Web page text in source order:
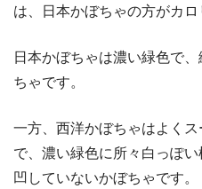
は、日本かぼちゃの方がカロ
日本かぼちゃは濃い緑色で
ちゃです。
一方、西洋かぼちゃはよく
で、濃い緑色に所々白っぽ
凹していないかぼちゃです。